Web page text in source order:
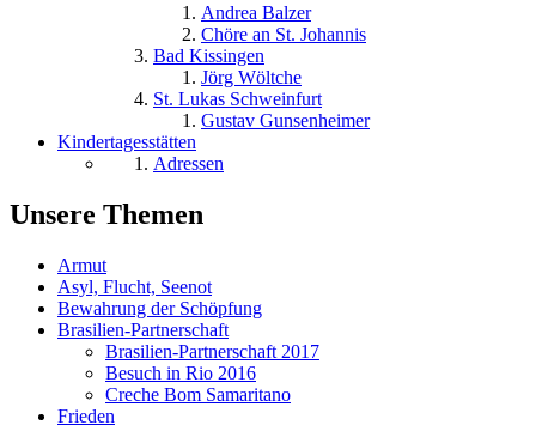
Andrea Balzer
Chöre an St. Johannis
Bad Kissingen
Jörg Wöltche
St. Lukas Schweinfurt
Gustav Gunsenheimer
Kindertagesstätten
Adressen
Unsere Themen
Armut
Asyl, Flucht, Seenot
Bewahrung der Schöpfung
Brasilien-Partnerschaft
Brasilien-Partnerschaft 2017
Besuch in Rio 2016
Creche Bom Samaritano
Frieden